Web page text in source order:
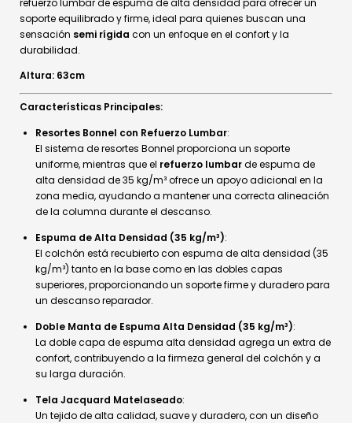
refuerzo lumbar de espuma de alta densidad para ofrecer un
soporte equilibrado y firme, ideal para quienes buscan una
sensación semi rígida con un enfoque en el confort y la
durabilidad.
Altura: 63cm
Características Principales:
Resortes Bonnel con Refuerzo Lumbar:
El sistema de resortes Bonnel proporciona un soporte
uniforme, mientras que el refuerzo lumbarde espuma de
alta densidad de 35 kg/m³ ofrece un apoyo adicional en la
zona media, ayudando a mantener una correcta alineación
de la columna durante el descanso.
Espuma de Alta Densidad (35 kg/m³):
El colchón está recubierto con espuma de alta densidad (35
kg/m³) tanto en la base como en las dobles capas
superiores, proporcionando un soporte firme y duradero para
un descanso reparador.
Doble Manta de Espuma Alta Densidad (35 kg/m³):
La doble capa de espuma alta densidad agrega un extra de
confort, contribuyendo a la firmeza general del colchón y a
su larga duración.
Tela Jacquard Matelaseado:
Un tejido de alta calidad, suave y duradero, con un diseño